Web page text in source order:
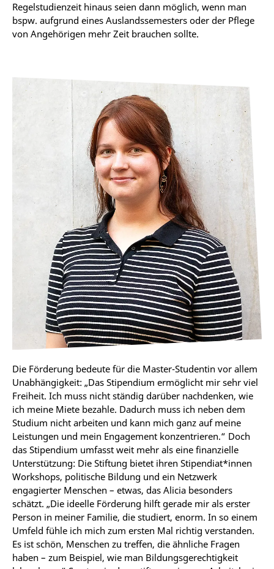
Regelstudienzeit hinaus seien dann möglich, wenn man
bspw. aufgrund eines Auslandssemesters oder der Pflege
von Angehörigen mehr Zeit brauchen sollte.
Die Förderung bedeute für die Master-Studentin vor allem
Unabhängigkeit: „Das Stipendium ermöglicht mir sehr viel
Freiheit. Ich muss nicht ständig darüber nachdenken, wie
ich meine Miete bezahle. Dadurch muss ich neben dem
Studium nicht arbeiten und kann mich ganz auf meine
Leistungen und mein Engagement konzentrieren.“ Doch
das Stipendium umfasst weit mehr als eine finanzielle
Unterstützung: Die Stiftung bietet ihren Stipendiat*innen
Workshops, politische Bildung und ein Netzwerk
engagierter Menschen – etwas, das Alicia besonders
schätzt. „Die ideelle Förderung hilft gerade mir als erster
Person in meiner Familie, die studiert, enorm. In so einem
Umfeld fühle ich mich zum ersten Mal richtig verstanden.
Es ist schön, Menschen zu treffen, die ähnliche Fragen
haben – zum Beispiel, wie man Bildungsgerechtigkeit